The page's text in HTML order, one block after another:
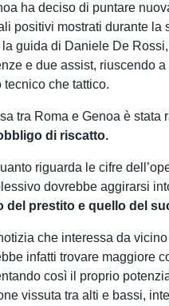
ha deciso di puntare
positivi mostrati durante la
la guida di Daniele De
e due assist, riuscendo
tecnico che tattico.
tra Roma e Genoa è
di riscatto.
riguarda le cifre
dovrebbe aggirarsi
del prestito e quello del
che interessa da
infatti trovare maggiore
così il proprio
vissuta tra alti e bassi,